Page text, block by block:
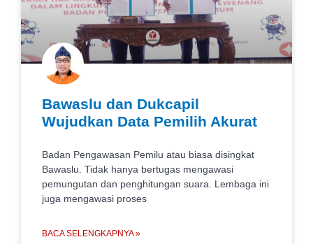
Bawaslu dan Dukcapil
Wujudkan Data Pemilih Akurat
Badan Pengawasan Pemilu atau biasa disingkat
Bawaslu. Tidak hanya bertugas mengawasi
pemungutan dan penghitungan suara. Lembaga ini
juga mengawasi proses
BACA SELENGKAPNYA »